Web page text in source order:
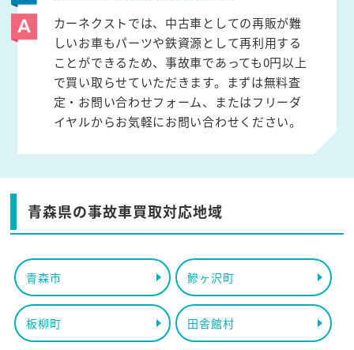
カーネクストでは、中古車としての再販が難
しいお車もパーツや鉄資源として再利用する
ことができるため、事故車であっても0円以上
で買い取らせていただきます。まずは無料査
定・お問い合わせフォーム、またはフリーダ
イヤルからお気軽にお問い合わせください。
青森県の事故車買取対応地域
青森市 鰺ヶ沢町
板柳町 田舎館村